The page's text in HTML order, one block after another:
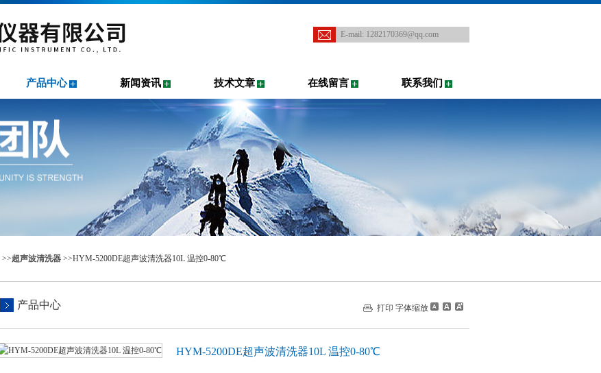
E-mail: 1282170369@qq.com
产品中心 新闻资讯 技术文章 在线留言 联系我们
>>超声波清洗器 >>HYM-5200DE超声波清洗器10L 温控0-80℃
产品中心 打印 字体缩放
HYM-5200DE超声波清洗器10L 温控0-80℃